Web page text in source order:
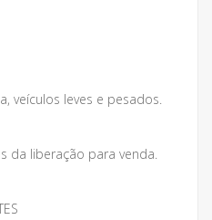
veículos leves e pesados.
da liberação para venda.